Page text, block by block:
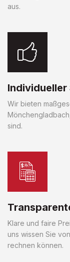
aus.
Individueller
Wir bieten
sind.
Klare und faire
uns wissen Sie
rechnen können.